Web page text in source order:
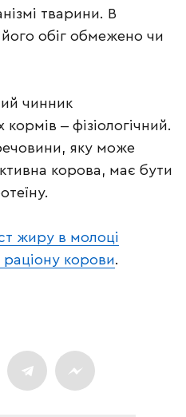
тварини. В
його обіг обмежено чи
чинник
‒ фізіологічний.
яку може
корова, має бути
жиру в молоці
корови.